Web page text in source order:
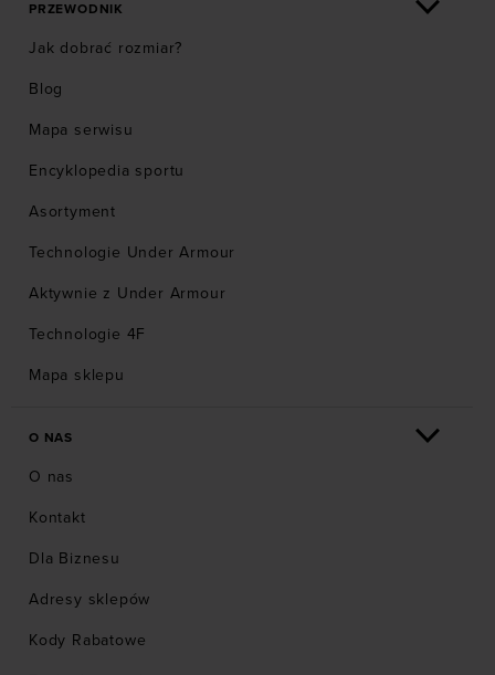
PRZEWODNIK
Jak dobrać rozmiar?
Blog
Mapa serwisu
Encyklopedia sportu
Asortyment
Technologie Under Armour
Aktywnie z Under Armour
Technologie 4F
Mapa sklepu
O NAS
O nas
Kontakt
Dla Biznesu
Adresy sklepów
Kody Rabatowe